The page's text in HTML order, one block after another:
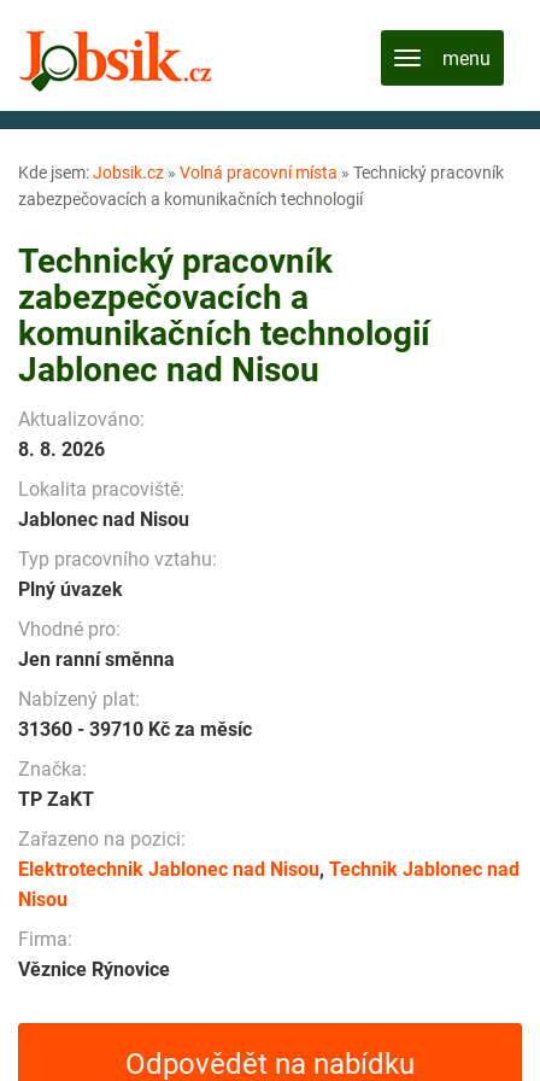
Kde jsem:Jobsik.cz » Volná pracovní místa » Technický pracovník
zabezpečovacích a komunikačních technologií
Technický pracovník
zabezpečovacích a
komunikačních technologií
Jablonec nad Nisou
Aktualizováno:
8. 8. 2026
Lokalita pracoviště:
Jablonec nad Nisou
Typ pracovního vztahu:
Plný úvazek
Vhodné pro:
Jen ranní směnna
Nabízený plat:
31360 - 39710 Kč za měsíc
Značka:
TP ZaKT
Zařazeno na pozici:
Elektrotechnik Jablonec nad Nisou, Technik Jablonec nad
Nisou
Firma:
Věznice Rýnovice
Odpovědět na nabídku